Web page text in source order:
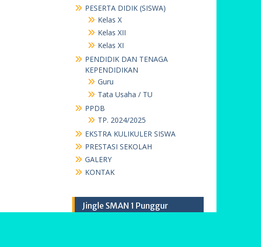
PESERTA DIDIK (SISWA)
Kelas X
Kelas XII
Kelas XI
PENDIDIK DAN TENAGA
KEPENDIDIKAN
Guru
Tata Usaha / TU
PPDB
TP. 2024/2025
EKSTRA KULIKULER SISWA
PRESTASI SEKOLAH
GALERY
KONTAK
Jingle SMAN 1 Punggur